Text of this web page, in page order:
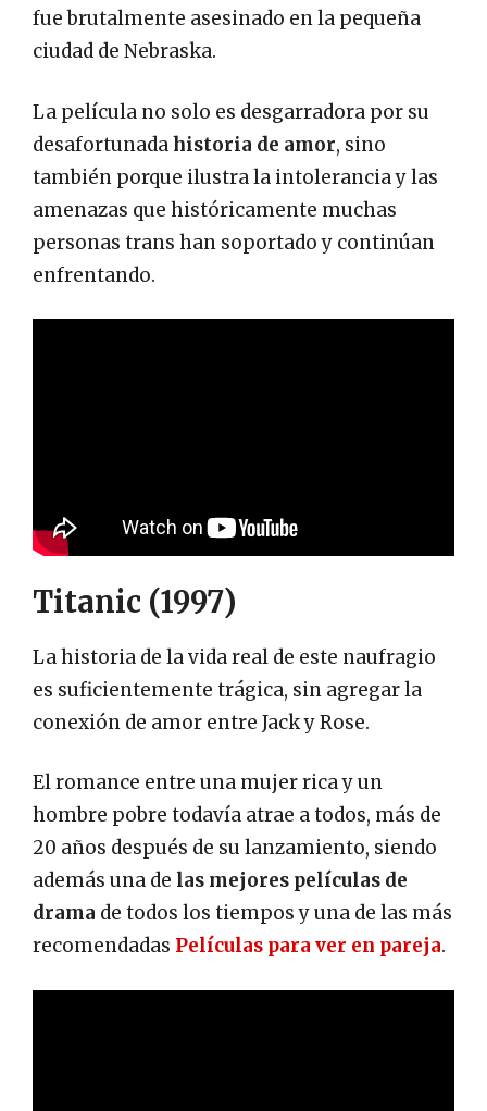
fue brutalmente asesinado en la pequeña
ciudad de Nebraska.
La película no solo es desgarradora por su
desafortunadahistoria de amor, sino
también porque ilustra la intolerancia y las
amenazas que históricamente muchas
personas trans han soportado y continúan
enfrentando.
Titanic (1997)
La historia de la vida real de este naufragio
es suficientemente trágica, sin agregar la
conexión de amor entre Jack y Rose.
El romance entre una mujer rica y un
hombre pobre todavía atrae a todos, más de
20 años después de su lanzamiento, siendo
además una de las mejores películas de
drama de todos los tiempos y una de las más
recomendadas Películas para ver en pareja.